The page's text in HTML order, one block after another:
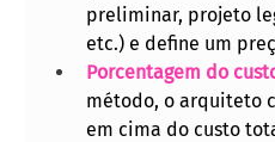
preliminar, projeto
etc.) e define um
Porcentagem do
método, o arquiteto
em cima do custo